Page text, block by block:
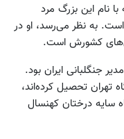
نام این بزرگ مرد
به نظر می‌رسد، او در
کشورش است.
جنگلبانی ایران بود.
تهران تحصیل کرده‌اند،
سایه درختان کهنسال